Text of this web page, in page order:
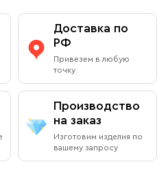
Доставка по
РФ
Привезем в любую
точку
Производство
на заказ
Изготовим изделия по
вашему запросу